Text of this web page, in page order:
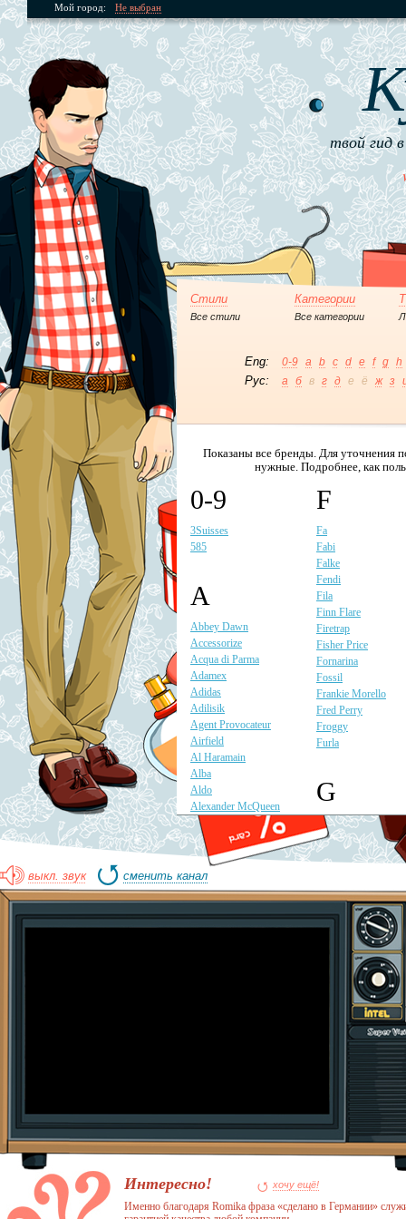
Мой город: Не выбран
твой гид
Стили Категории
Все стили Все категории
Eng: 0-9 a b c d e f g h
Рус: а б в г д е ё ж з
Показаны все бренды. Для уточнения
нужные. Подробнее, как
0-9
3Suisses
585
A
Abbey Dawn
Accessorize
Acqua di Parma
Adamex
Adidas
Adilisik
Agent Provocateur
Airfield
Al Haramain
Alba
Aldo
Alexander McQueen
Alexander Terekhov
Alexander Wang
AMN
Amway
Angel Schlesser
Ann Christine
Antonio Marras
Baby born
Baldinini
Balenciaga
Balmain
Baon
F
Fa
Fabi
Falke
Fendi
Fila
Finn Flare
Firetrap
Fisher Price
Fornarina
Fossil
Frankie Morello
Fred Perry
Froggy
Furla
G
Gabor
Gant
Gap
Georges Rech
Gerry Weber
Gianfranco Ferre
Giorgio Fabiani
Givenchy
Gliss Kur
Glissade
Golden Lady
Grinders
Guahoo
Gucci
Guerlain
Guess
выкл. звук сменить канал
Интересно! хочу ещё!
Именно благодаря Romika фраза «сделано в Германии»